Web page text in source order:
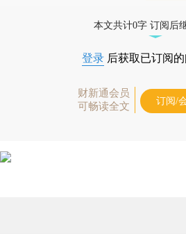
本文共计0字 订阅后
登录 后获取已订阅
财新通会员
可畅读全文
订阅/